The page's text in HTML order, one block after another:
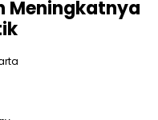
Meningkatnya